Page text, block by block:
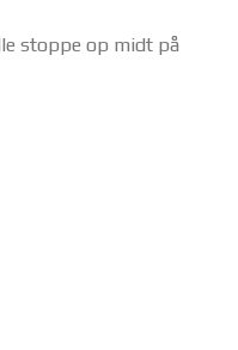
stoppe op midt på